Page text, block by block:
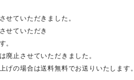
せていただきました。
せていただき
。
廃止させていただきました。
の場合は送料無料でお送りいたします。